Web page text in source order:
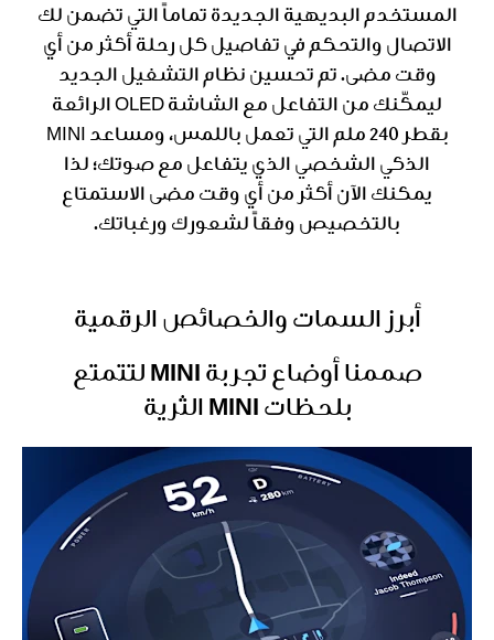
المستخدم البديهية الجديدة تماماً التي تضمن لك
الاتصال والتحكم في تفاصيل كل رحلة أكثر من أي
وقت مضى. تم تحسين نظام التشغيل الجديد
ليمكّنك من التفاعل مع الشاشة OLED الرائعة
بقطر 240 ملم التي تعمل باللمس، ومساعد MINI
الذكي الشخصي الذي يتفاعل مع صوتك؛ لذا
يمكنك الآن أكثر من أي وقت مضى الاستمتاع
بالتخصيص وفقاً لشعورك ورغباتك.
أبرز السمات والخصائص الرقمية
صممنا أوضاع تجربة MINI لتتمتع
بلحظات MINI الثرية